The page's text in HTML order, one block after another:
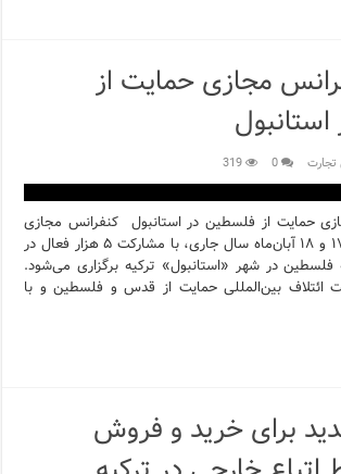
مجازی حمایت از
0
319
حمایت از فلسطین در استانبول کنفرانس مجازی
حمایت از فلسطین، ۱۷ و ۱۸ آبان‌ماه سال جاری، با مشارکت ۵ هزار فعال در
فلسطین در شهر «استانبول» ترکیه برگزاری می‌شود.
ائتلاف بین‌المللی حمایت از قدس و فلسطین و با
برای خرید و فروش